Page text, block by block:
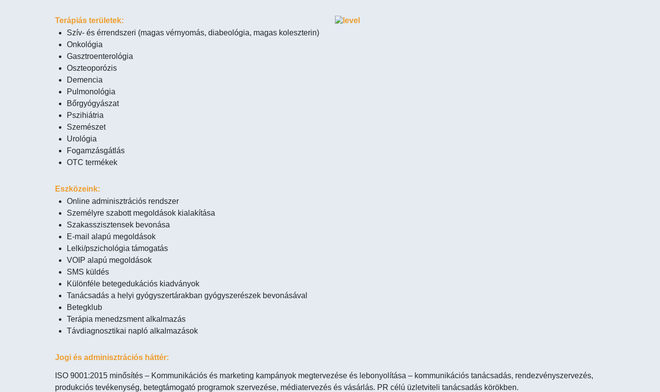
Terápiás területek:
Szív- és érrendszeri (magas vérnyomás, diabeológia, magas koleszterin)
Onkológia
Gasztroenterológia
Oszteoporózis
Demencia
Pulmonológia
Bőrgyógyászat
Pszihiátria
Szemészet
Urológia
Fogamzásgátlás
OTC termékek
Eszközeink:
Online adminisztrációs rendszer
Személyre szabott megoldások kialakítása
Szakasszisztensek bevonása
E-mail alapú megoldások
Lelki/pszichológia támogatás
VOIP alapú megoldások
SMS küldés
Különféle betegedukációs kiadványok
Tanácsadás a helyi gyógyszertárakban gyógyszerészek bevonásával
Betegklub
Terápia menedzsment alkalmazás
Távdiagnosztikai napló alkalmazások
Jogi és adminisztrációs háttér:
ISO 9001:2015 minősítés – Kommunikációs és marketing kampányok megtervezése és lebonyolítása – kommunikációs tanácsadás, rendezvényszervezés,
produkciós tevékenység, betegtámogató programok szervezése, médiatervezés és vásárlás. PR célú üzletviteli tanácsadás körökben.